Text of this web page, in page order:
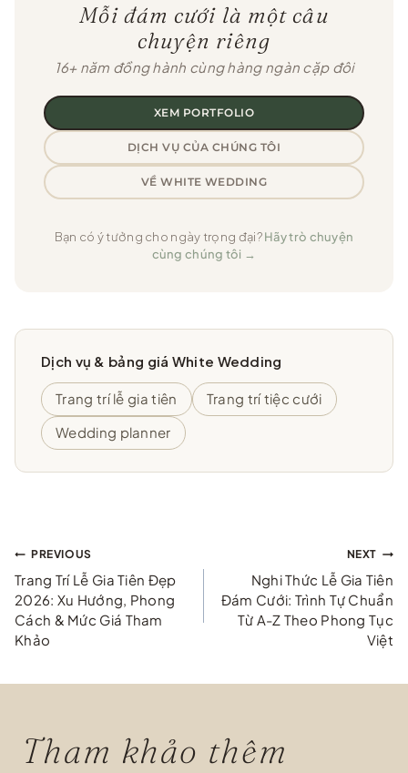
Mỗi đám cưới là một câu
chuyện riêng
16+ năm đồng hành cùng hàng ngàn cặp đôi
XEM PORTFOLIO
DỊCH VỤ CỦA CHÚNG TÔI
VỀ WHITE WEDDING
Bạn có ý tưởng cho ngày trọng đại?Hãy trò chuyện
cùng chúng tôi →
Dịch vụ & bảng giá White Wedding
Trang trí lễ gia tiên
Trang trí tiệc cưới
Wedding planner
Điều
hướng
bài
viết
PREVIOUS
Trang Trí Lễ Gia Tiên Đẹp
2026: Xu Hướng, Phong
Cách & Mức Giá Tham
Khảo
NEXT
Nghi Thức Lễ Gia Tiên
Đám Cưới: Trình Tự Chuẩn
Từ A-Z Theo Phong Tục
Việt
Tham khảo thêm